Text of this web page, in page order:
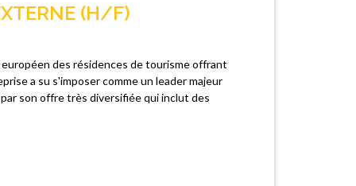
(H/F)
des résidences de tourisme offrant
a su s'imposer comme un leader majeur
son offre très diversifiée qui inclut des